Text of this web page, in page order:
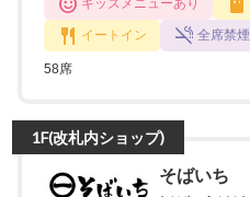
キッズメニューあり
イートイン 全席禁煙
58席
1F(改札内ショップ)
そばいち